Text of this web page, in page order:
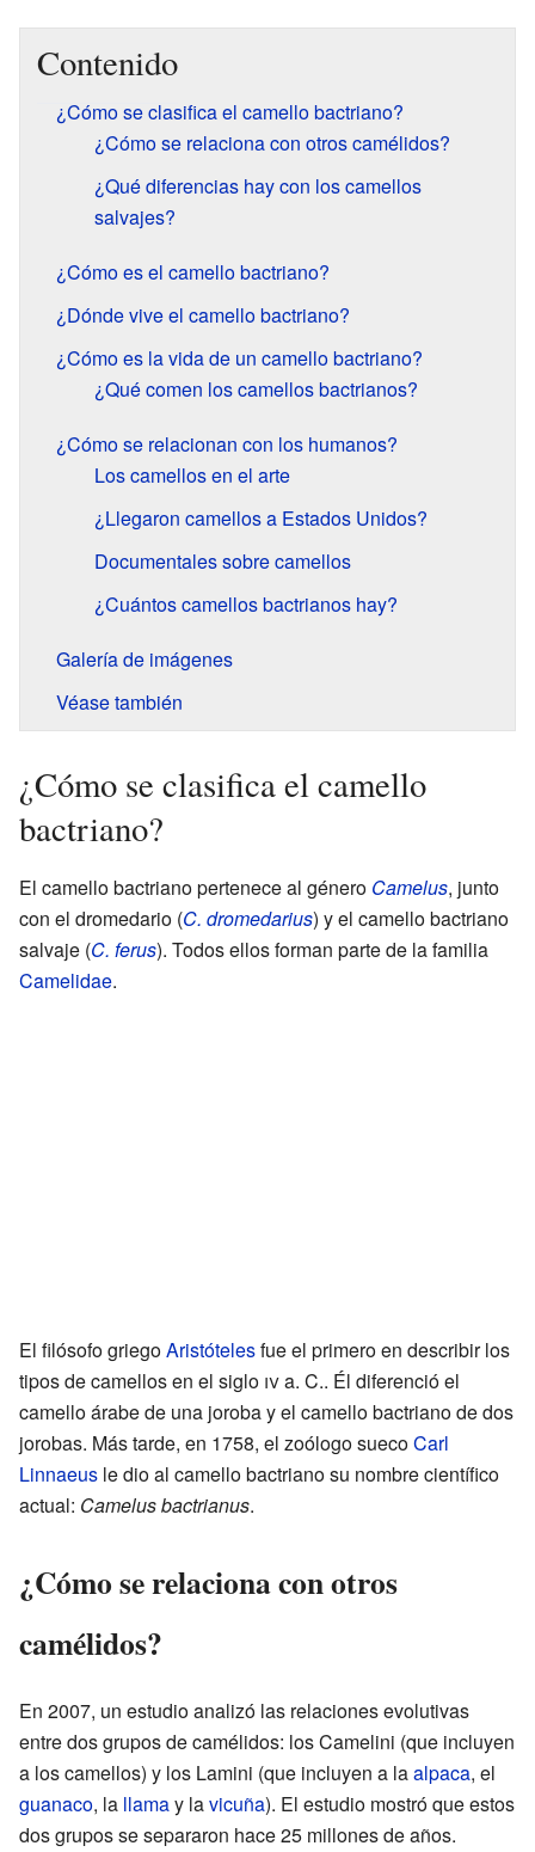
Contenido
¿Cómo se clasifica el camello bactriano?
¿Cómo se relaciona con otros camélidos?
¿Qué diferencias hay con los camellos
salvajes?
¿Cómo es el camello bactriano?
¿Dónde vive el camello bactriano?
¿Cómo es la vida de un camello bactriano?
¿Qué comen los camellos bactrianos?
¿Cómo se relacionan con los humanos?
Los camellos en el arte
¿Llegaron camellos a Estados Unidos?
Documentales sobre camellos
¿Cuántos camellos bactrianos hay?
Galería de imágenes
Véase también
¿Cómo se clasifica el camello
bactriano?
El camello bactriano pertenece al género Camelus, junto
con el dromedario (C. dromedarius) y el camello bactriano
salvaje (C. ferus). Todos ellos forman parte de la familia
Camelidae.
El filósofo griegoAristótelesfue el primero en describir los
tipos de camellos en el siglo iva. C.. Él diferenció el
camello árabe de una joroba y el camello bactriano de dos
jorobas. Más tarde, en 1758, el zoólogo suecoCarl
Linnaeus le dio al camello bactriano su nombre científico
actual: Camelus bactrianus.
¿Cómo se relaciona con otros
camélidos?
En 2007, un estudio analizó las relaciones evolutivas
entre dos grupos de camélidos: los Camelini (que incluyen
a los camellos) y los Lamini (que incluyen a laalpaca, el
guanaco, la llamay lavicuña). El estudio mostró que estos
dos grupos se separaron hace 25 millones de años.